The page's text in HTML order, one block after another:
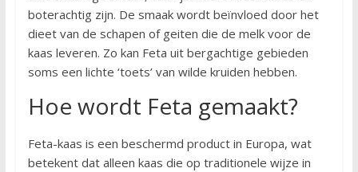
boterachtig zijn. De smaak wordt beïnvloed door het
dieet van de schapen of geiten die de melk voor de
kaas leveren. Zo kan Feta uit bergachtige gebieden
soms een lichte ‘toets’ van wilde kruiden hebben.
Hoe wordt Feta gemaakt?
Feta-kaas is een beschermd product in Europa, wat
betekent dat alleen kaas die op traditionele wijze in